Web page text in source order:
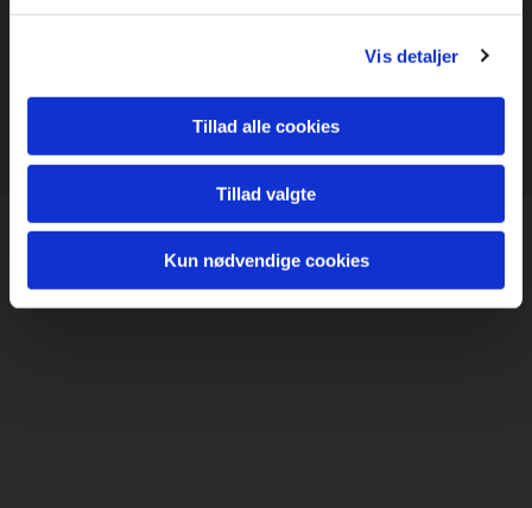
Vis detaljer
Tillad alle cookies
Tillad valgte
Kun nødvendige cookies
grenaaamatorteater@gmail.com